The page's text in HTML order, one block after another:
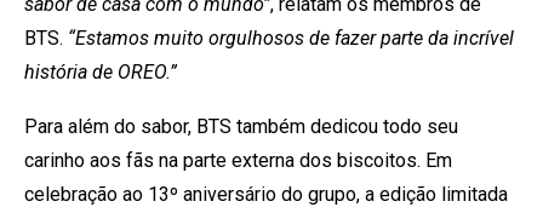
BTS. “Estamos muito orgulhosos de fazer parte da incrível
história de OREO.”
Para além do sabor, BTS também dedicou todo seu
carinho aos fãs na parte externa dos biscoitos. Em
celebração ao 13º aniversário do grupo, a edição limitada